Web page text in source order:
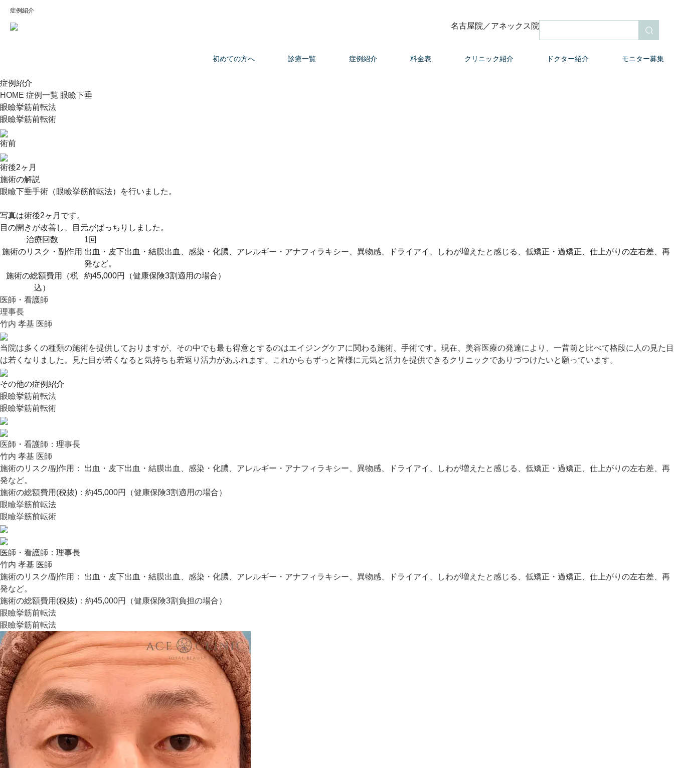
症例紹介
名古屋院 ／アネックス院
初めての方へ 診療一覧 症例紹介 料金表 クリニック紹介 ドクター紹介 モニター募集
症例紹介
HOME 症例一覧 眼瞼下垂
眼瞼挙筋前転法
眼瞼挙筋前転術
術前
術後2ヶ月
施術の解説
眼瞼下垂手術（眼瞼挙筋前転法）を行いました。
写真は術後2ヶ月です。
目の開きが改善し、目元がぱっちりしました。
治療回数
1回
施術のリスク・副作用 出血・皮下出血・結膜出血、感染・化膿、アレルギー・アナフィラキシー、異物感、ドライアイ、しわが増えたと感じる、低矯正・過矯正、仕上がりの左右差、再
発など。
施術の総額費用（税
込）
約45,000円（健康保険3割適用の場合）
医師・看護師
理事長
竹内 孝基 医師
当院は多くの種類の施術を提供しておりますが、その中でも最も得意とするのはエイジングケアに関わる施術、手術です。現在、美容医療の発達により、一昔前と比べて格段に人の見た目
は若くなりました。見た目が若くなると気持ちも若返り活力があふれます。これからもずっと皆様に元気と活力を提供できるクリニックでありづつけたいと願っています。
その他の症例紹介
眼瞼挙筋前転法
眼瞼挙筋前転術
医師・看護師： 理事長
竹内 孝基 医師
施術のリスク/副作用：
出血・皮下出血・結膜出血、感染・化膿、アレルギー・アナフィラキシー、異物感、ドライアイ、しわが増えたと感じる、低矯正・過矯正、仕上がりの左右差、再
発など。
施術の総額費用(税抜)： 約45,000円（健康保険3割適用の場合）
眼瞼挙筋前転法
眼瞼挙筋前転術
医師・看護師： 理事長
竹内 孝基 医師
施術のリスク/副作用：
出血・皮下出血・結膜出血、感染・化膿、アレルギー・アナフィラキシー、異物感、ドライアイ、しわが増えたと感じる、低矯正・過矯正、仕上がりの左右差、再
発など。
施術の総額費用(税抜)： 約45,000円（健康保険3割負担の場合）
眼瞼挙筋前転法
眼瞼挙筋前転法